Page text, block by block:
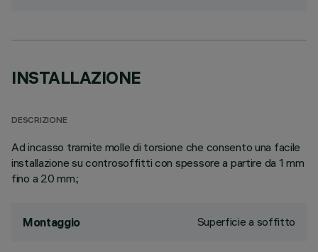
INSTALLAZIONE
DESCRIZIONE
Ad incasso tramite molle di torsione che consento una facile
installazione su controsoffitti con spessore a partire da 1 mm
fino a 20 mm.;
Montaggio Superficie a soffitto